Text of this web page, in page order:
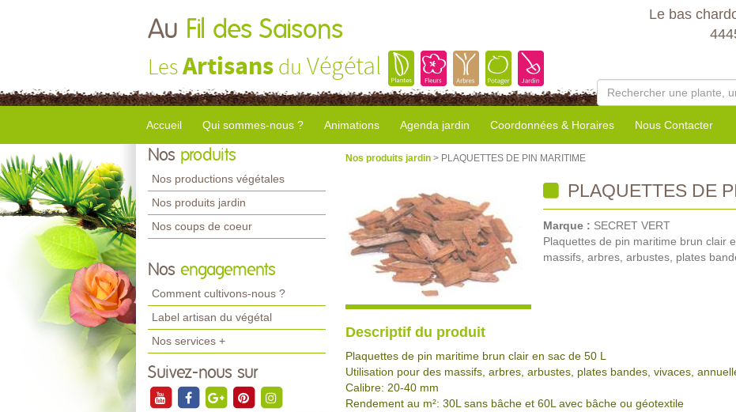
Au Fil des Saisons
LesArtisans du Végétal
Le bas
Accueil Qui sommes-nous ? Animations Agenda jardin Coordonnées & Horaires Nous Contacter
Nos produits
Nos productions végétales
Nos produits jardin
Nos coups de coeur
Nos engagements
Comment cultivons-nous ?
Label artisan du végétal
Nos services +
Suivez-nous sur
Nos produits jardin > PLAQUETTES DE PIN MARITIME
PLAQUETTES DE
Marque : SECRET VERT
Plaquettes de pin maritime brun clair
massifs, arbres, arbustes, plates
Descriptif du produit
Plaquettes de pin maritime brun clair en sac de 50 L
Utilisation pour des massifs, arbres, arbustes, plates bandes, vivaces,
Calibre: 20-40 mm
Rendement au m²: 30L sans bâche et 60L avec bâche ou géotextile